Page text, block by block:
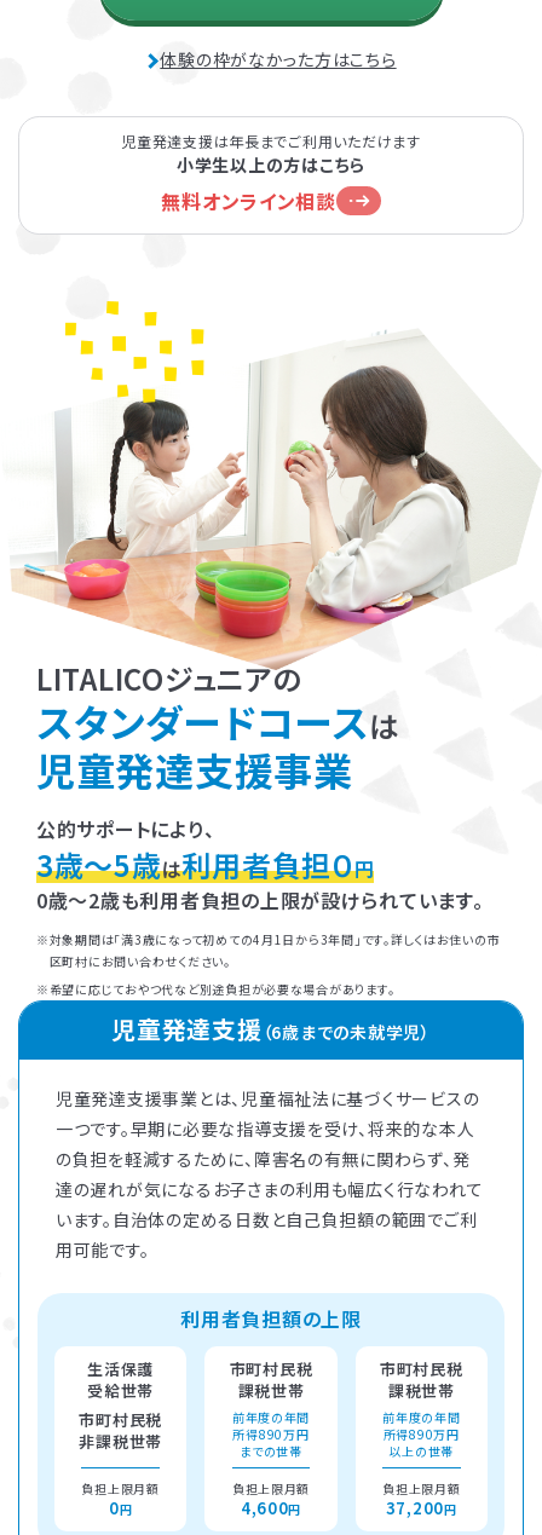
体験の枠がなかった方はこちら
児童発達支援は年長までご利用いただけます
小学生以上の方はこちら
無料オンライン相談
LITALICOジュニアの
スタンダードコースは
児童発達支援事業
公的サポートにより、
3歳～5歳は利用者負担０円
0歳～2歳も利用者負担の上限が設けられています。
対象期間は「満3歳になって初めての4月1日から3年間」です。詳しくはお住いの市
区町村にお問い合わせください。
希望に応じておやつ代など別途負担が必要な場合があります。
児童発達支援 （6歳までの未就学児）
児童発達支援事業とは、児童福祉法に基づくサービスの
一つです。早期に必要な指導支援を受け、将来的な本人
の負担を軽減するために、障害名の有無に関わらず、発
達の遅れが気になるお子さまの利用も幅広く行なわれて
います。自治体の定める日数と自己負担額の範囲でご利
用可能です。
利用者負担額の上限
生活保護
受給世帯
市町村民税
非課税世帯
負担上限月額
0円
市町村民税
課税世帯
前年度の年間
所得890万円
までの世帯
負担上限月額
4,600円
市町村民税
課税世帯
前年度の年間
所得890万円
以上の世帯
負担上限月額
37,200円